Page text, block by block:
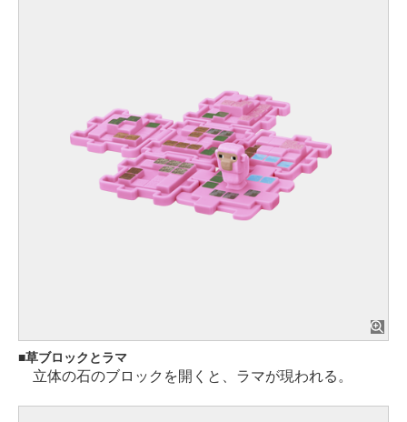
草ブロックとラマ
立体の石のブロックを開くと、ラマが現われる。